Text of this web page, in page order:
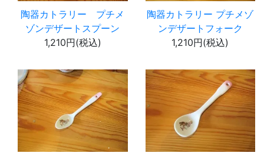
陶器カトラリー プチメ
ゾンデザートスプーン
1,210円(税込)
陶器カトラリー プチメゾ
ンデザートフォーク
1,210円(税込)